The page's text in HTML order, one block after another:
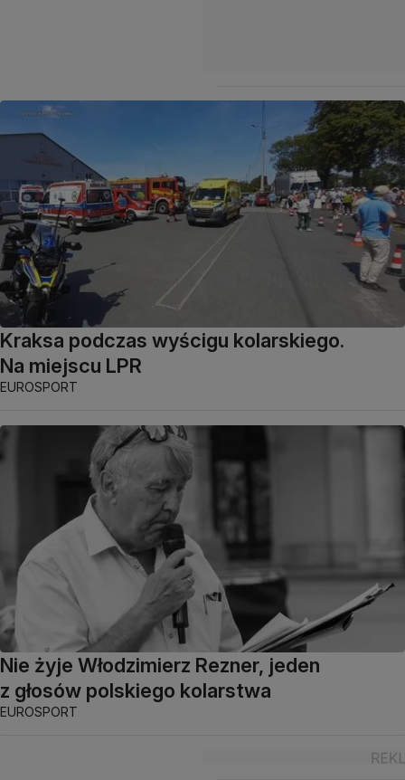
Kraksa podczas wyścigu kolarskiego.
Na miejscu LPR
EUROSPORT
Nie żyje Włodzimierz Rezner, jeden
z głosów polskiego kolarstwa
EUROSPORT